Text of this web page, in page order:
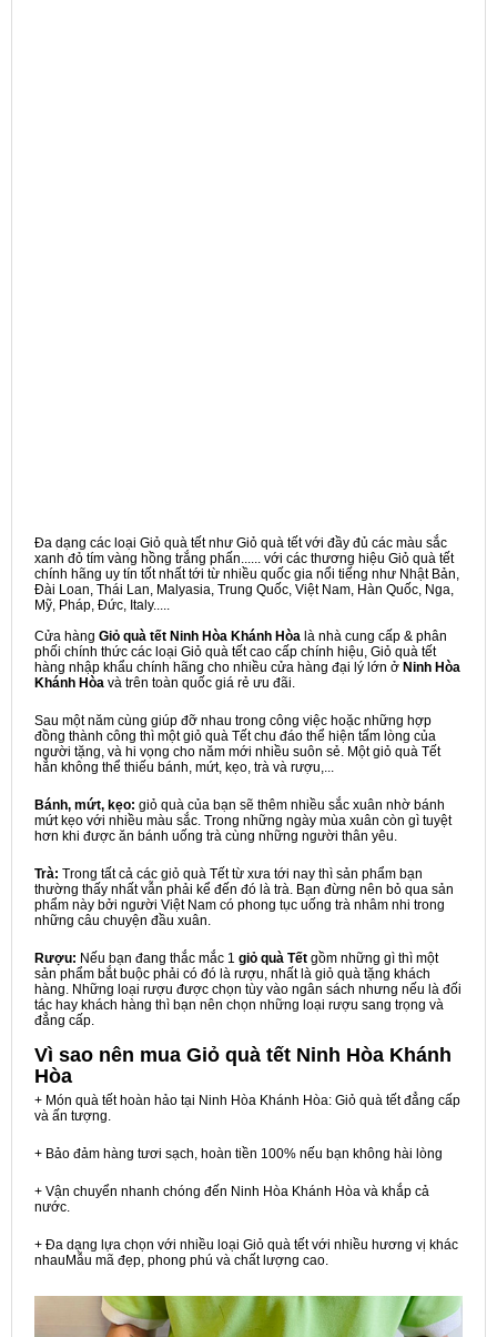
Đa dạng các loại Giỏ quà tết như Giỏ quà tết với đầy đủ các màu sắc
xanh đỏ tím vàng hồng trắng phấn...... với các thương hiệu Giỏ quà tết
chính hãng uy tín tốt nhất tới từ nhiều quốc gia nổi tiếng như Nhật Bản,
Đài Loan, Thái Lan, Malyasia, Trung Quốc, Việt Nam, Hàn Quốc, Nga,
Mỹ, Pháp, Đức, Italy.....
Cửa hàng Giỏ quà tết Ninh Hòa Khánh Hòa là nhà cung cấp & phân
phối chính thức các loại Giỏ quà tết cao cấp chính hiệu, Giỏ quà tết
hàng nhập khẩu chính hãng cho nhiều cửa hàng đại lý lớn ở Ninh Hòa
Khánh Hòa và trên toàn quốc giá rẻ ưu đãi.
Sau một năm cùng giúp đỡ nhau trong công việc hoặc những hợp
đồng thành công thì một giỏ quà Tết chu đáo thể hiện tấm lòng của
người tặng, và hi vọng cho năm mới nhiều suôn sẻ. Một giỏ quà Tết
hẳn không thể thiếu bánh, mứt, kẹo, trà và rượu,...
Bánh, mứt, kẹo: giỏ quà của bạn sẽ thêm nhiều sắc xuân nhờ bánh
mứt kẹo với nhiều màu sắc. Trong những ngày mùa xuân còn gì tuyệt
hơn khi được ăn bánh uống trà cùng những người thân yêu.
Trà: Trong tất cả các giỏ quà Tết từ xưa tới nay thì sản phẩm bạn
thường thấy nhất vẫn phải kể đến đó là trà. Bạn đừng nên bỏ qua sản
phẩm này bởi người Việt Nam có phong tục uống trà nhâm nhi trong
những câu chuyện đầu xuân.
Rượu: Nếu bạn đang thắc mắc 1 giỏ quà Tết gồm những gì thì một
sản phẩm bắt buộc phải có đó là rượu, nhất là giỏ quà tặng khách
hàng. Những loại rượu được chọn tùy vào ngân sách nhưng nếu là đối
tác hay khách hàng thì bạn nên chọn những loại rượu sang trọng và
đẳng cấp.
Vì sao nên mua Giỏ quà tết Ninh Hòa Khánh
Hòa
+ Món quà tết hoàn hảo tại Ninh Hòa Khánh Hòa: Giỏ quà tết đẳng cấp
và ấn tượng.
+ Bảo đảm hàng tươi sạch, hoàn tiền 100% nếu bạn không hài lòng
+ Vận chuyển nhanh chóng đến Ninh Hòa Khánh Hòa và khắp cả
nước.
+ Đa dạng lựa chọn với nhiều loại Giỏ quà tết với nhiều hương vị khác
nhauMẫu mã đẹp, phong phú và chất lượng cao.